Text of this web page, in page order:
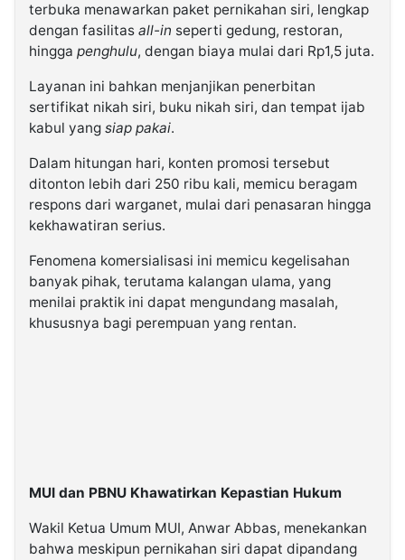
terbuka menawarkan paket pernikahan siri, lengkap
dengan fasilitas all-in seperti gedung, restoran,
hingga penghulu, dengan biaya mulai dari Rp1,5 juta.
Layanan ini bahkan menjanjikan penerbitan
sertifikat nikah siri, buku nikah siri, dan tempat ijab
kabul yang siap pakai.
Dalam hitungan hari, konten promosi tersebut
ditonton lebih dari 250 ribu kali, memicu beragam
respons dari warganet, mulai dari penasaran hingga
kekhawatiran serius.
Fenomena komersialisasi ini memicu kegelisahan
banyak pihak, terutama kalangan ulama, yang
menilai praktik ini dapat mengundang masalah,
khususnya bagi perempuan yang rentan.
MUI dan PBNU Khawatirkan Kepastian Hukum
Wakil Ketua Umum MUI, Anwar Abbas, menekankan
bahwa meskipun pernikahan siri dapat dipandang